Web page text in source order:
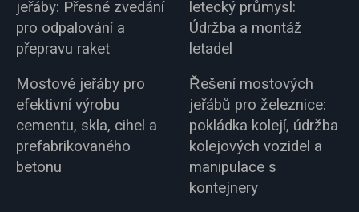
jeřáby: Přesné zvedání
pro odpalování a
přepravu raket
letecký průmysl:
Údržba a montáž
letadel
Mostové jeřáby pro
efektivní výrobu
cementu, skla, cihel a
prefabrikovaného
betonu
Řešení mostových
jeřábů pro železnice:
pokládka kolejí, údržba
kolejových vozidel a
manipulace s
kontejnery